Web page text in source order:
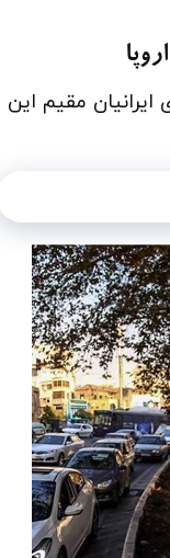
ایرانیان مقیم این